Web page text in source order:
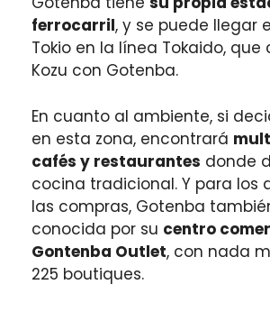
ferrocarril, y se puede llegar
Tokio en la línea Tokaido,
Kozu con Gotenba.
En cuanto al ambiente, si
en esta zona, encontrará
cafés y restaurantes donde
cocina tradicional. Y para los
las compras, Gotenba
conocida por su centro
Gontenba Outlet, con nada
225 boutiques.